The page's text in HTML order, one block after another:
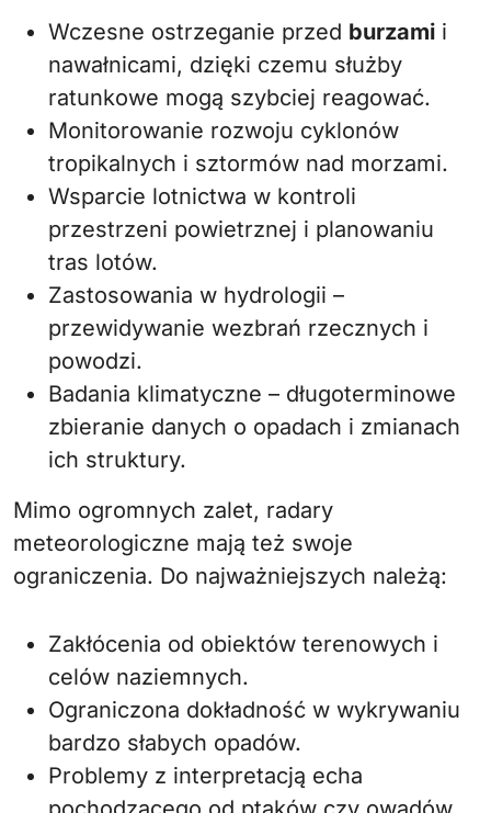
Wczesne ostrzeganie przed burzami i
nawałnicami, dzięki czemu służby
ratunkowe mogą szybciej reagować.
Monitorowanie rozwoju cyklonów
tropikalnych i sztormów nad morzami.
Wsparcie lotnictwa w kontroli
przestrzeni powietrznej i planowaniu
tras lotów.
Zastosowania w hydrologii –
przewidywanie wezbrań rzecznych i
powodzi.
Badania klimatyczne – długoterminowe
zbieranie danych o opadach i zmianach
ich struktury.
Mimo ogromnych zalet, radary
meteorologiczne mają też swoje
ograniczenia. Do najważniejszych należą:
Zakłócenia od obiektów terenowych i
celów naziemnych.
Ograniczona dokładność w wykrywaniu
bardzo słabych opadów.
Problemy z interpretacją echa